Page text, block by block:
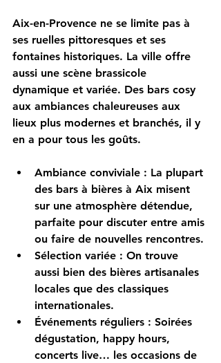
Aix-en-Provence ne se limite pas à
ses ruelles pittoresques et ses
fontaines historiques. La ville offre
aussi une scène brassicole
dynamique et variée. Des bars cosy
aux ambiances chaleureuses aux
lieux plus modernes et branchés, il y
en a pour tous les goûts.
Ambiance conviviale : La plupart
des bars à bières à Aix misent
sur une atmosphère détendue,
parfaite pour discuter entre amis
ou faire de nouvelles rencontres.
Sélection variée : On trouve
aussi bien des bières artisanales
locales que des classiques
internationales.
Événements réguliers : Soirées
dégustation, happy hours,
concerts live… les occasions de